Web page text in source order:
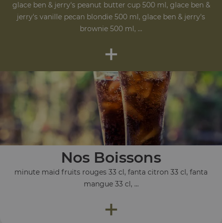
glace ben & jerry's peanut butter cup 500 ml, glace ben &
jerry's vanille pecan blondie 500 ml, glace ben & jerry's
brownie 500 ml, ...
+
Nos Boissons
minute maid fruits rouges 33 cl, fanta citron 33 cl, fanta
mangue 33 cl, ...
+